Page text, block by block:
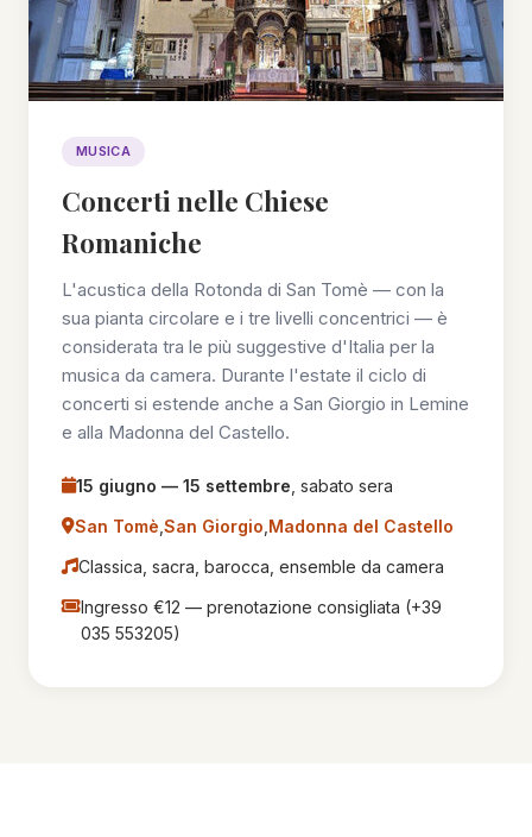
MUSICA
Concerti nelle Chiese
Romaniche
L'acustica della Rotonda di San Tomè — con la
sua pianta circolare e i tre livelli concentrici — è
considerata tra le più suggestive d'Italia per la
musica da camera. Durante l'estate il ciclo di
concerti si estende anche a San Giorgio in Lemine
e alla Madonna del Castello.
15 giugno — 15 settembre , sabato sera
San Tomè San Giorgio Madonna del Castello
Classica, sacra, barocca, ensemble da camera
Ingresso €12 — prenotazione consigliata (+39
035 553205)